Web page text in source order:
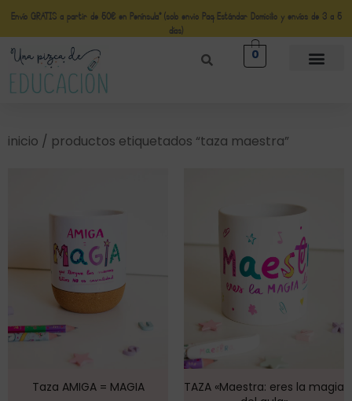
Envío GRATIS a partir de 50€ en Península* (solo envio Paq Estándar Domicilio y envíos de 3 a 5
días)
0
inicio / productos etiquetados “taza maestra”
Taza AMIGA = MAGIA
TAZA «Maestra: eres la magia